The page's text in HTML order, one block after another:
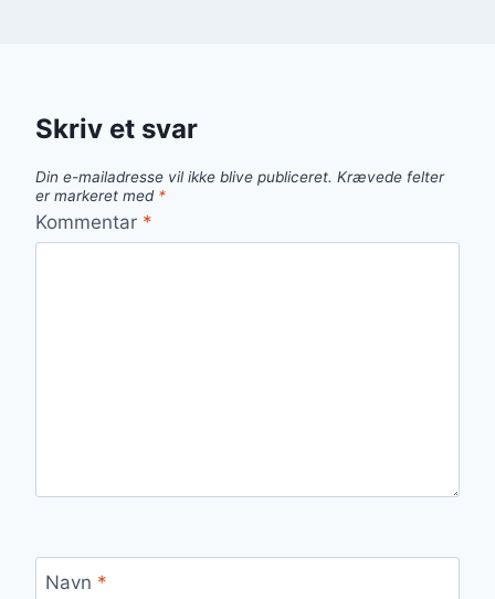
Skriv et svar
Din e-mailadresse vil ikke blive publiceret. Krævede felter
er markeret med *
Kommentar *
Navn *